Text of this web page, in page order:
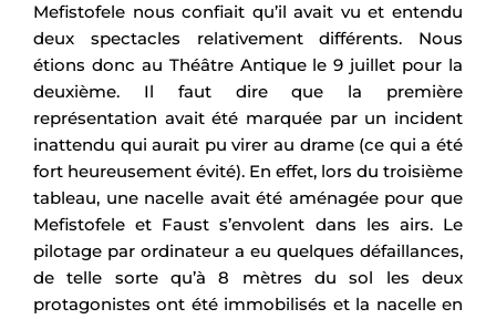
Mefistofele nous confiait qu’il avait vu et entendu
deux spectacles relativement différents. Nous
étions donc au Théâtre Antique le 9 juillet pour la
deuxième. Il faut dire que la première
représentation avait été marquée par un incident
inattendu qui aurait pu virer au drame (ce qui a été
fort heureusement évité). En effet, lors du troisième
tableau, une nacelle avait été aménagée pour que
Mefistofele et Faust s’envolent dans les airs. Le
pilotage par ordinateur a eu quelques défaillances,
de telle sorte qu’à 8 mètres du sol les deux
protagonistes ont été immobilisés et la nacelle en